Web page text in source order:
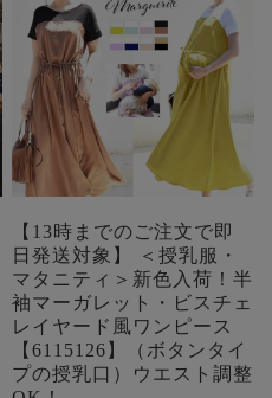
【13時までのご注文で即
日発送対象】 ＜授乳服・
マタニティ＞新色入荷！半
袖マーガレット・ビスチェ
レイヤード風ワンピース
【6115126】（ボタンタイ
プの授乳口）ウエスト調整